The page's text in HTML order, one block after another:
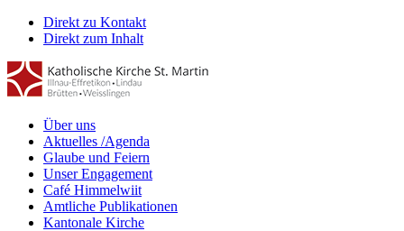
Direkt zu Kontakt
Direkt zum Inhalt
Über uns
Aktuelles /Agenda
Glaube und Feiern
Unser Engagement
Café Himmelwiit
Amtliche Publikationen
Kantonale Kirche